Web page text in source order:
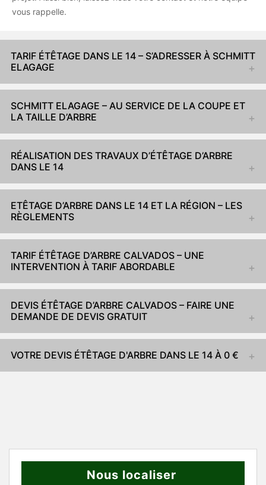
vous rappelle.
TARIF ÉTÊTAGE DANS LE 14 – S’ADRESSER À SCHMITT
ELAGAGE
SCHMITT ELAGAGE – AU SERVICE DE LA COUPE ET
LA TAILLE D’ARBRE
RÉALISATION DES TRAVAUX D’ÉTÊTAGE D’ARBRE
DANS LE 14
ETÊTAGE D’ARBRE DANS LE 14 ET LA RÉGION – LES
RÈGLEMENTS
TARIF ÉTÊTAGE D’ARBRE CALVADOS – UNE
INTERVENTION À TARIF ABORDABLE
DEVIS ÉTÊTAGE D’ARBRE CALVADOS – FAIRE UNE
DEMANDE DE DEVIS GRATUIT
VOTRE DEVIS ÉTÊTAGE D'ARBRE DANS LE 14 À 0 €
Nous localiser